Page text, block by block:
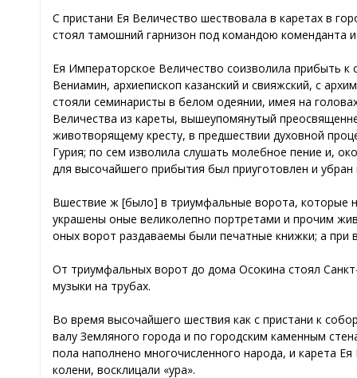
С пристани Ея Величество шествовала в каретах в
стоял тамошний гарнизон под командою коменданта
Ея Императорское Величество соизволила прибыть
Вениамин, архиепископ казанский и свияжский, с
стояли семинаристы в белом одеянии, имея на
Величества из кареты, вышеупомянутый
животворящему кресту, в предшествии духовной
Гурия; по сем изволила слушать молебное пение и,
для высочайшего прибытия был приуготовлен и
Вшествие ж [было] в триумфальные ворота, которые
украшены оные великолепно портретами и прочим
оных ворот раздаваемы были печатные книжки; а при
От триумфальных ворот до дома Осокина стоял
музыки на трубах.
Во время высочайшего шествия как с пристани к
валу Земляного города и по городским каменным
пола наполнено многочисленного народа, и карета
колени, восклицали «ура».